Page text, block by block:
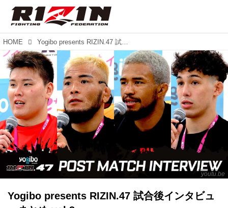
HOME Yogibo presents RIZIN.47 試合後インタビューまとめ vol.3
youtu.be
Yogibo presents RIZIN.47 試合後インタビュ